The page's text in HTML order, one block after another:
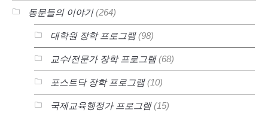
동문들의 이야기(264)
대학원 장학 프로그램(98)
교수/전문가 장학 프로그램(68)
포스트닥 장학 프로그램(10)
국제교육행정가 프로그램(15)